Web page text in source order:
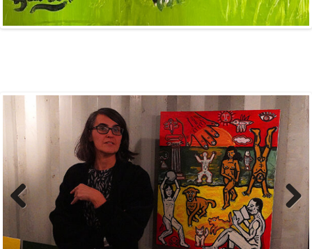
Previous Next